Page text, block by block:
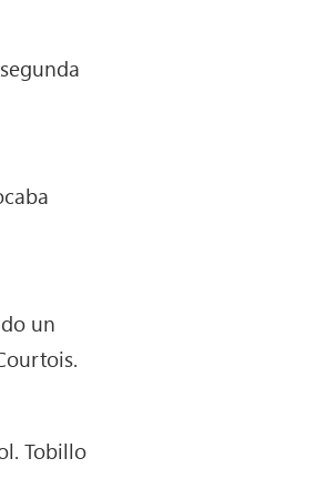
un
Tobillo